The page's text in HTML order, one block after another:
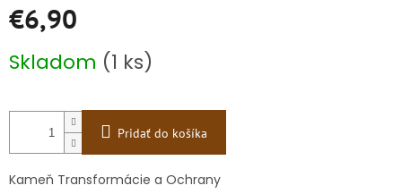
€6,90
cena:
Skladom (1 ks)
Pridať do košíka
Kameň Transformácie a Ochrany